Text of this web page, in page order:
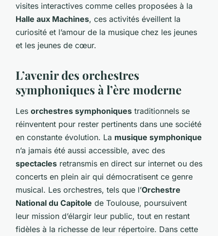
visites interactives comme celles proposées à la
Halle aux Machines, ces activités éveillent la
curiosité et l’amour de la musique chez les jeunes
et les jeunes de cœur.
L’avenir des orchestres
symphoniques à l’ère moderne
Les orchestres symphoniques traditionnels se
réinventent pour rester pertinents dans une société
en constante évolution. La musique symphonique
n’a jamais été aussi accessible, avec des
spectacles retransmis en direct sur internet ou des
concerts en plein air qui démocratisent ce genre
musical. Les orchestres, tels que l’Orchestre
National du Capitole de Toulouse, poursuivent
leur mission d’élargir leur public, tout en restant
fidèles à la richesse de leur répertoire. Dans cette